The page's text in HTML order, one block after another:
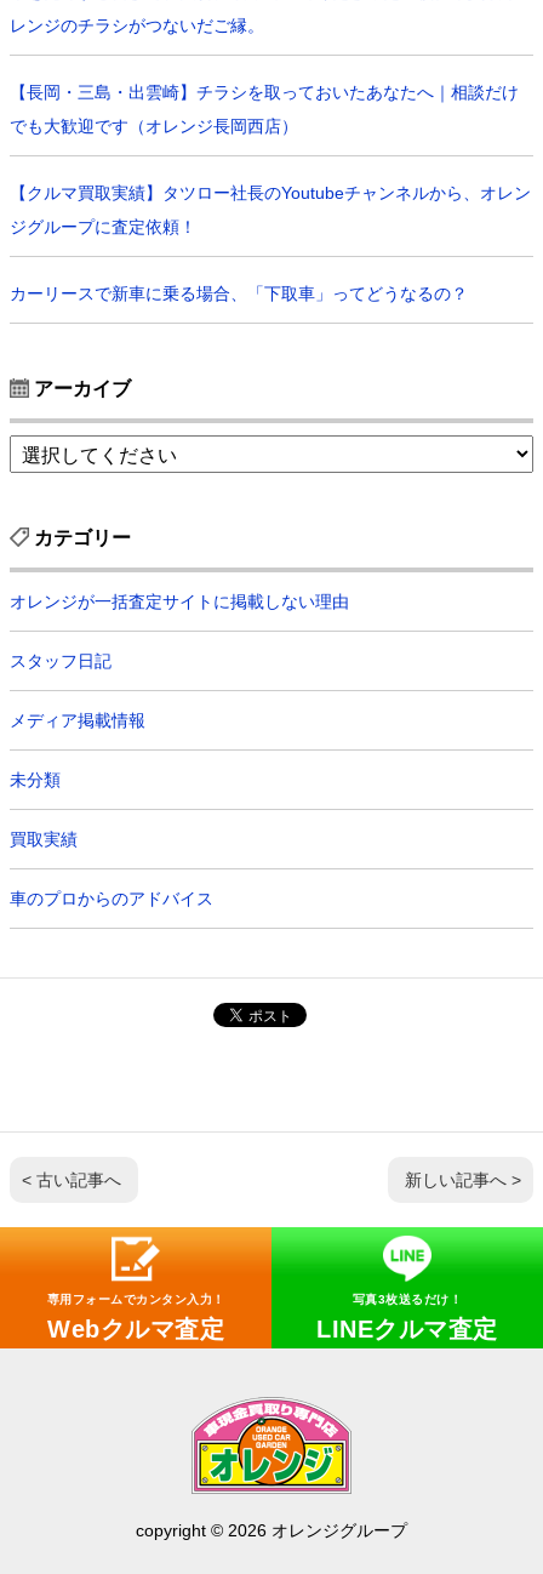
レンジのチラシがつないだご縁。
【長岡・三島・出雲崎】チラシを取っておいたあなたへ｜相談だけ
でも大歓迎です（オレンジ長岡西店）
【クルマ買取実績】タツロー社長のYoutubeチャンネルから、オレン
ジグループに査定依頼！
カーリースで新車に乗る場合、「下取車」ってどうなるの？
アーカイブ
カテゴリー
オレンジが一括査定サイトに掲載しない理由
スタッフ日記
メディア掲載情報
未分類
買取実績
車のプロからのアドバイス
< 古い記事へ 新しい記事へ >
専用フォームでカンタン入力！
Webクルマ査定
写真3枚送るだけ！
LINEクルマ査定
copyright © 2026 オレンジグループ